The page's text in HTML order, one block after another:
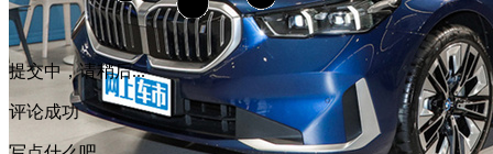
提交中，请稍后...
评论成功